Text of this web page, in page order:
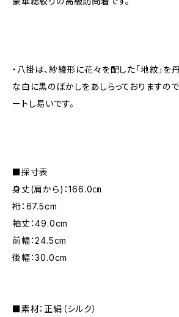
・八掛は、紗綾形に花々を配した「地紋」を
な白に黒のぼかしをあしらっておりますの
ートし易いです。
■採寸表
身丈(肩から)：166.0㎝
裄：67.5cm
袖丈：49.0cm
前幅：24.5cm
後幅：30.0cm
■素材：正絹（シルク）